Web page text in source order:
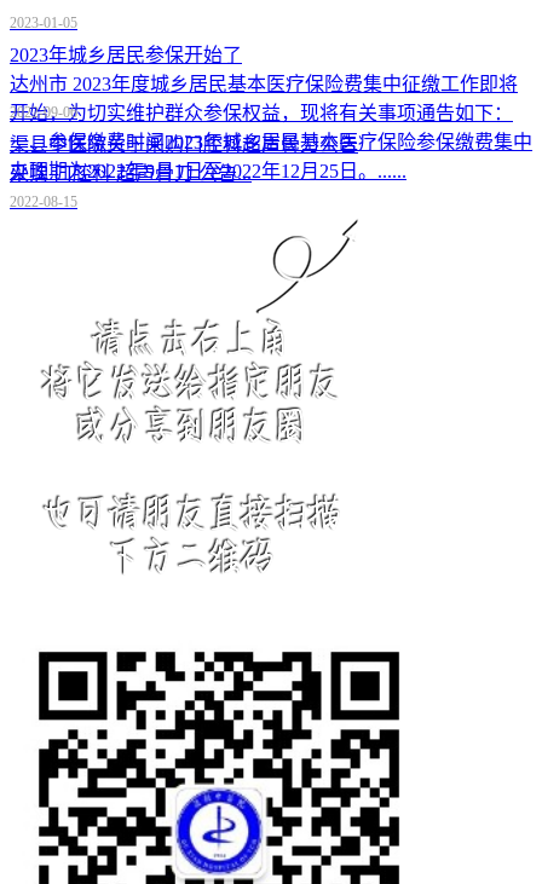
2023-01-05
2023年城乡居民参保开始了
达州市 2023年度城乡居民基本医疗保险费集中征缴工作即将
开始，为切实维护群众参保权益，现将有关事项通告如下：
一、参保缴费时间2023年城乡居民基本医疗保险参保缴费集中
办理期为2022年9月1日至2022年12月25日。......
2022-09-06
渠县中医院关于采购口腔科超声骨刀公告
采购 口腔科 超声骨刀 公告...
2022-08-15